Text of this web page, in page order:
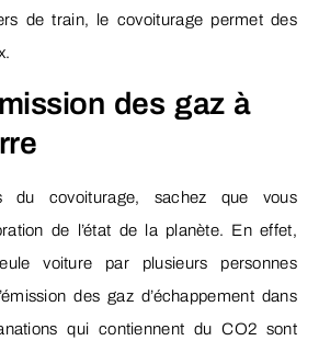
de train, le covoiturage permet des
des gaz à
du covoiturage, sachez que vous
de l’état de la planète. En effet,
voiture par plusieurs personnes
des gaz d’échappement dans
qui contiennent du CO2 sont